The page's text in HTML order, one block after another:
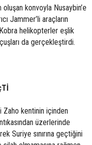
konvoyla Nusaybin’e
Jammer’li araçların
helikopterler eşlik
da gerçekleştirdi.
Zaho kentinin içinden
üzerlerinde
Suriye sınırına geçtiğini